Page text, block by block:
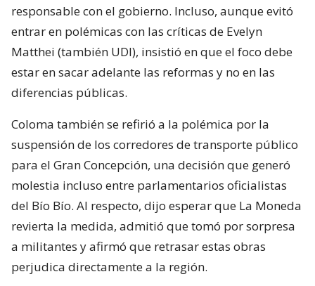
responsable con el gobierno. Incluso, aunque evitó
entrar en polémicas con las críticas de Evelyn
Matthei (también UDI), insistió en que el foco debe
estar en sacar adelante las reformas y no en las
diferencias públicas.
Coloma también se refirió a la polémica por la
suspensión de los corredores de transporte público
para el Gran Concepción, una decisión que generó
molestia incluso entre parlamentarios oficialistas
del Bío Bío. Al respecto, dijo esperar que La Moneda
revierta la medida, admitió que tomó por sorpresa
a militantes y afirmó que retrasar estas obras
perjudica directamente a la región.